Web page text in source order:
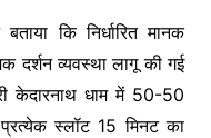
कि निर्धारित मानक
दर्शन व्यवस्था लागू की गई
केदारनाथ धाम में 50-50
स्लॉट 15 मिनट का